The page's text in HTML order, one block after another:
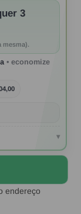
3
mesma).
• economize
▾
endereço